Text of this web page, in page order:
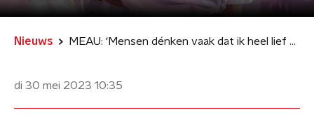
Nieuws MEAU: ‘Mensen dénken vaak dat ik heel lief ben’
di 30 mei 2023 10:35